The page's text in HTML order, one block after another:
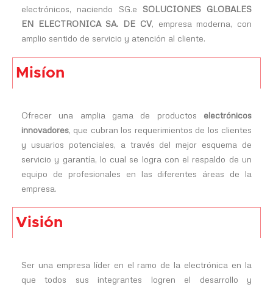
electrónicos, naciendo SG.e SOLUCIONES GLOBALES
EN ELECTRONICA SA. DE CV, empresa moderna, con
amplio sentido de servicio y atención al cliente.
Misíon
Ofrecer una amplia gama de productos electrónicos
innovadores, que cubran los requerimientos de los clientes
y usuarios potenciales, a través del mejor esquema de
servicio y garantía, lo cual se logra con el respaldo de un
equipo de profesionales en las diferentes áreas de la
empresa.
Visión
Ser una empresa líder en el ramo de la electrónica en la
que todos sus integrantes logren el desarrollo y